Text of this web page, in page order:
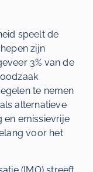
speelt de
zijn
3% van de
te nemen
alternatieve
emissievrije
voor het